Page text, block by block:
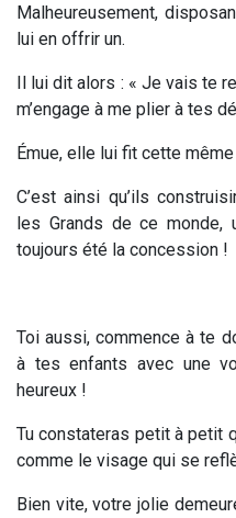
Malheureusement,
lui en offrir un.
Il lui dit alors : « Je vais te
m’engage à me plier à tes
Émue, elle lui fit cette
C’est ainsi qu’ils
les Grands de ce
toujours été la concession !
Toi aussi, commence à te
à tes enfants avec une
heureux !
Tu constateras petit à petit
comme le visage qui se
Bien vite, votre jolie